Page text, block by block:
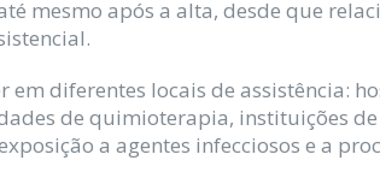
mesmo após a alta, desde que
em diferentes locais de assistência:
de quimioterapia, instituições
a agentes infecciosos e a